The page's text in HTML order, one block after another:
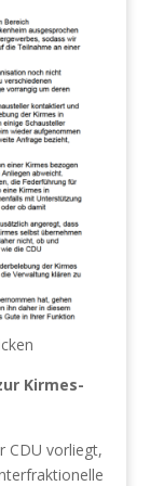
Kirmes-
CDU vorliegt,